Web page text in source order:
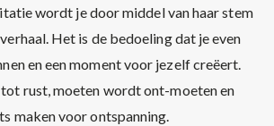
wordt je door middel van haar stem
Het is de bedoeling dat je even
en een moment voor jezelf creëert.
rust, moeten wordt ont-moeten en
maken voor ontspanning.